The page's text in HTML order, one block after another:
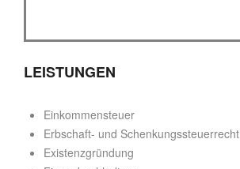
LEISTUNGEN
Einkommensteuer
Erbschaft- und Schenkungssteuerrecht
Existenzgründung